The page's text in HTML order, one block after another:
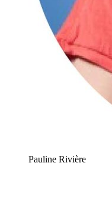
Pauline Rivière